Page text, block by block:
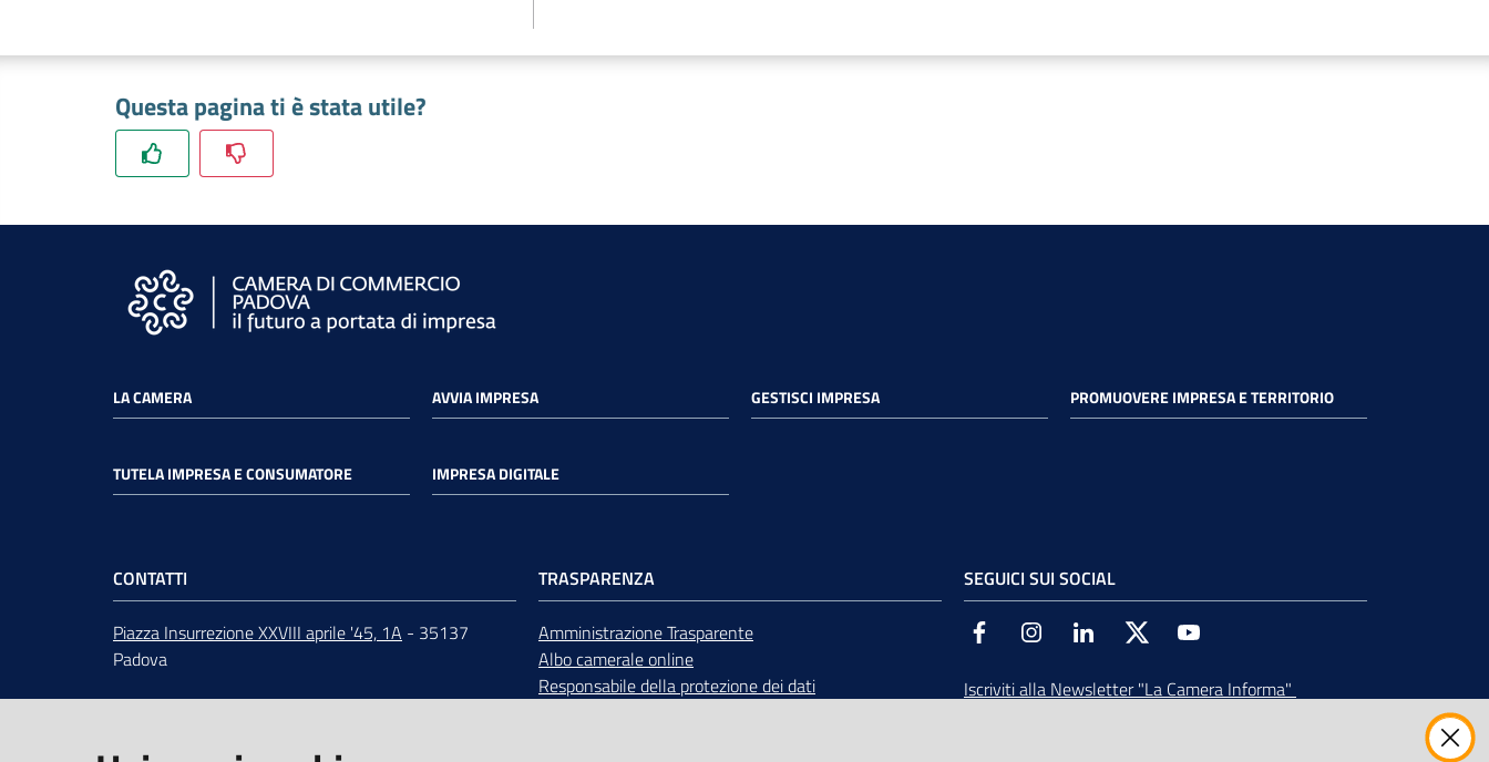
Questa pagina ti è stata utile?
LA CAMERA AVVIA IMPRESA GESTISCI IMPRESA PROMUOVERE IMPRESA E TERRITORIO
TUTELA IMPRESA E CONSUMATORE IMPRESA DIGITALE
CONTATTI
Piazza Insurrezione XXVIII aprile '45, 1A - 35137
Padova
ORARIdal lunedì al venerdì 9:00 - 12:30
TRASPARENZA
Amministrazione Trasparente
Albo camerale online
Responsabile della protezione dei dati
SEGUICI SUI SOCIAL
Facebook InstagramLinkedin Twitter
Iscriviti alla Newsletter "La Camera Informa"